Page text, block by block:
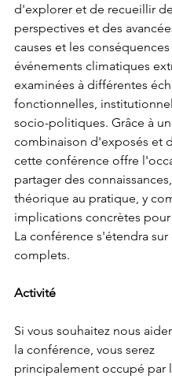
d'explorer et de recueillir
perspectives et des
causes et les conséquences
événements climatiques
examinées à différentes
fonctionnelles,
socio-politiques. Grâce à
combinaison d'exposés et
cette conférence offre
partager des
théorique au pratique, y
implications concrètes
La conférence s'étendra
complets.
Activité
Si vous souhaitez nous
la conférence, vous serez
principalement occupé par